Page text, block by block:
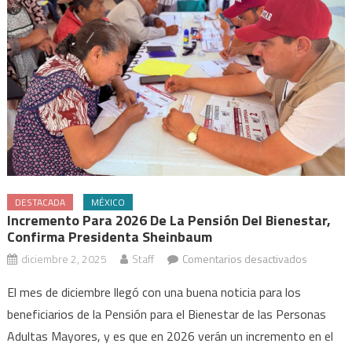
DESTACADA MÉXICO
Incremento Para 2026 De La Pensión Del Bienestar,
Confirma Presidenta Sheinbaum
diciembre 2, 2025 Staff Comentarios desactivadosen
2026
de
El mes de diciembre llegó con una buena noticia para los
beneficiarios de la Pensión para el Bienestar de las Personas
Adultas Mayores, y es que en 2026 verán un incremento en el